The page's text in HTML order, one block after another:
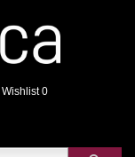
Wishlist 0